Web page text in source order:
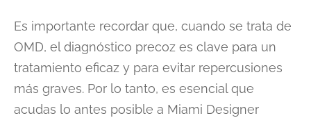
Es importante recordar que, cuando se trata de
OMD, el diagnóstico precoz es clave para un
tratamiento eficaz y para evitar repercusiones
más graves. Por lo tanto, es esencial que
acudas lo antes posible a Miami Designer